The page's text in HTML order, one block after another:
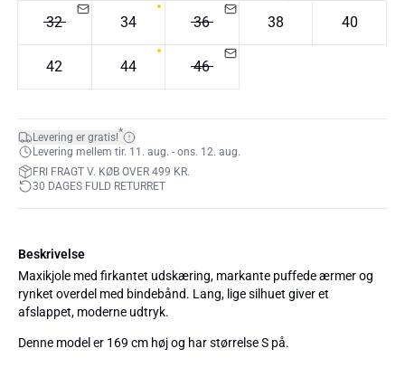
32 34 36 38 40
42 44 46
Levering er gratis!*
Levering mellem tir. 11. aug. - ons. 12. aug.
FRI FRAGT V. KØB OVER 499 KR.
30 DAGES FULD RETURRET
Beskrivelse
Maxikjole med firkantet udskæring, markante puffede ærmer og
rynket overdel med bindebånd. Lang, lige silhuet giver et
afslappet, moderne udtryk.
Denne model er 169 cm høj og har størrelse S på.